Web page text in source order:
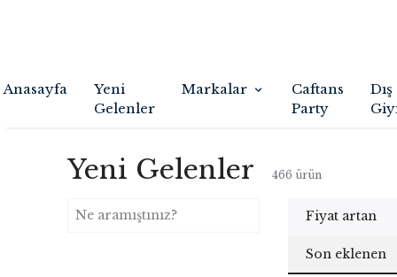
Anasayfa
Yeni
Gelenler
Markalar
Caftans
Party
Dış
Yeni Gelenler 466 ürün
Fiyat artan
Son eklenen